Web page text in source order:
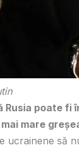
Rusia poate fi
mai mare
ucrainene să